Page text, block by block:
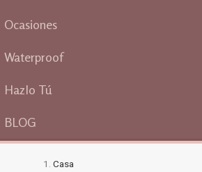
Ocasiones
Waterproof
Hazlo Tú
BLOG
Casa